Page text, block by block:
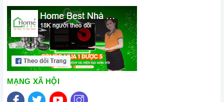
Nhân viên Homebest sửa chữa bếp
GIÁ SỬA CHỮA BẾP ĐIỆN HỒNG NGOẠI HAFELE
Bếp điện từ kết
hợp hồng ngoại
MẠNG XÃ HỘI